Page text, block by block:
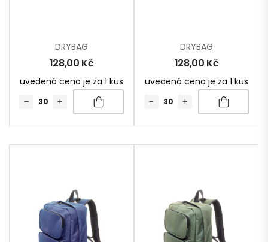
DRYBAG
128,00 Kč
uvedená cena je za 1 kus
DRYBAG
128,00 Kč
uvedená cena je za 1 kus